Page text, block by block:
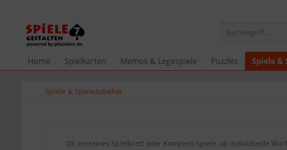
Home Spielkarten Memos & Legespiele Puzzles Spiele &
Spiele & Spielezubehör
Ob einzelnes Spielbrett oder Komplett-Spiele, ob individuelle